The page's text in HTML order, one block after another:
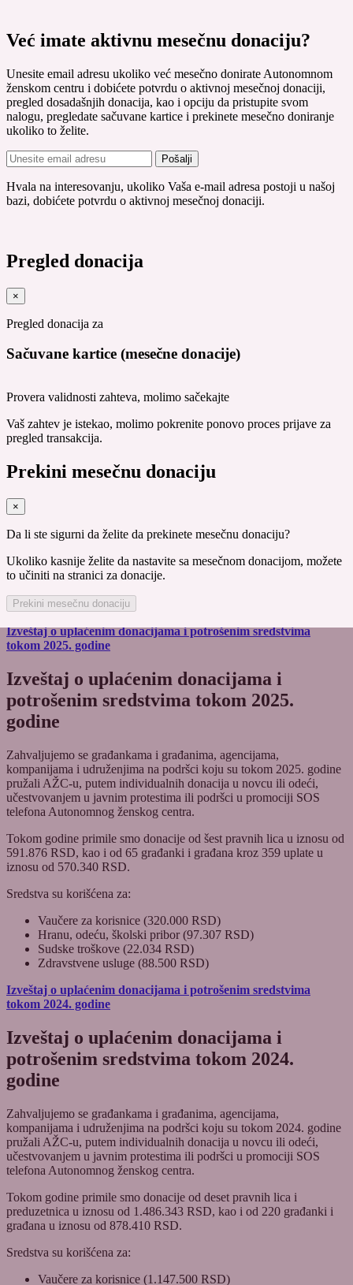
Već imate aktivnu mesečnu donaciju?
Unesite email adresu ukoliko već mesečno donirate Autonomnom
ženskom centru i dobićete potvrdu o aktivnoj mesečnoj donaciji,
pregled dosadašnjih donacija, kao i opciju da pristupite svom
nalogu, pregledate sačuvane kartice i prekinete mesečno doniranje
ukoliko to želite.
Pošalji
Hvala na interesovanju, ukoliko Vaša e-mail adresa postoji u našoj
bazi, dobićete potvrdu o aktivnoj mesečnoj donaciji.
Pregled donacija
×
Pregled donacija za
Sačuvane kartice (mesečne donacije)
Provera validnosti zahteva, molimo sačekajte
Vaš zahtev je istekao, molimo pokrenite ponovo proces prijave za
pregled transakcija.
Prekini mesečnu donaciju
×
Da li ste sigurni da želite da prekinete mesečnu donaciju?
Ukoliko kasnije želite da nastavite sa mesečnom donacijom, možete
to učiniti na stranici za donacije.
Prekini mesečnu donaciju
Izveštaj o uplaćenim donacijama i potrošenim sredstvima
tokom 2025. godine
Izveštaj o uplaćenim donacijama i
potrošenim sredstvima tokom 2025.
godine
Zahvaljujemo se građankama i građanima, agencijama,
kompanijama i udruženjima na podršci koju su tokom 2025. godine
pružali AŽC-u, putem individualnih donacija u novcu ili odeći,
učestvovanjem u javnim protestima ili podršci u promociji SOS
telefona Autonomnog ženskog centra.
Tokom godine primile smo donacije od šest pravnih lica u iznosu od
591.876 RSD, kao i od 65 građanki i građana kroz 359 uplate u
iznosu od 570.340 RSD.
Sredstva su korišćena za:
Vaučere za korisnice (320.000 RSD)
Hranu, odeću, školski pribor (97.307 RSD)
Sudske troškove (22.034 RSD)
Zdravstvene usluge (88.500 RSD)
Izveštaj o uplaćenim donacijama i potrošenim sredstvima
tokom 2024. godine
Izveštaj o uplaćenim donacijama i
potrošenim sredstvima tokom 2024.
godine
Zahvaljujemo se građankama i građanima, agencijama,
kompanijama i udruženjima na podršci koju su tokom 2024. godine
pružali AŽC-u, putem individualnih donacija u novcu ili odeći,
učestvovanjem u javnim protestima ili podršci u promociji SOS
telefona Autonomnog ženskog centra.
Tokom godine primile smo donacije od deset pravnih lica i
preduzetnica u iznosu od 1.486.343 RSD, kao i od 220 građanki i
građana u iznosu od 878.410 RSD.
Sredstva su korišćena za:
Vaučere za korisnice (1.147.500 RSD)